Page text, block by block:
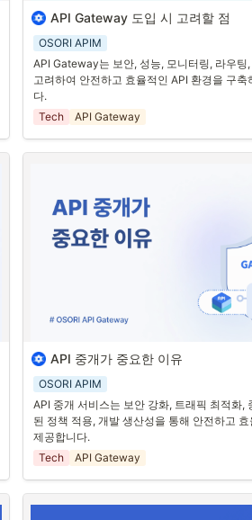
전 지원을 일정 기간 유지하여 사용자들이 원
록 해야 합니다.
API Gateway는 클라이언트와 서버 간의 데이
보안을 강화하며, 성능을 최적화하는 중요한
Gateway를 도입할 때 고려해야 할 몇 가지 주
습니다.
1. 보안
API Gateway는 모든 클라이언트 요청을 필터
과정을 통해 보안을 강화합니다. 인증 방식
이터 암호화(HTTPS)를 지원하는지를 확인해
API Gateway는 높은 트래픽을 처리할 수 있
추고 있어야 합니다. 클라이언트 요청이 증가
유지할 수 있는지 확인해야 합니다.
API Gateway는 실시간 모니터링과 로깅 기능
분석과 문제 해결을 용이하게 합니다. 요청 및
률 등을 분석하여 API의 상태를 지속적으로 모
합니다.
API Gateway 도입 시 고려할 점
OSORI APIM
API Gateway는 보안, 성능, 모니터링, 라우팅
고려하여 안전하고 효율적인 API 환경을 구축
다.
Tech
API Gateway
1. API 중개 서비스의 필요성
현대 비즈니스 환경에서 API는 서로 다른 시스
상호작용하고 데이터를 주고받을 수 있도록
다. 그러나 다양한 API를 효율적으로 관리하고
해서는 API 중개 서비스가 필요합니다. 다음은
몇 가지 이유입니다.
API 중개가 중요한 이유
OSORI APIM
API 중개 서비스는 보안 강화, 트래픽 최적화,
된 정책 적용, 개발 생산성을 통해 안전하고
제공합니다.
Tech
API Gateway